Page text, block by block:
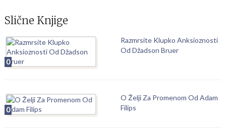
Slične Knjige
0
Razmrsite Klupko Anksioznosti
Od Džadson Bruer
0
O Želji Za Promenom Od Adam
Filips